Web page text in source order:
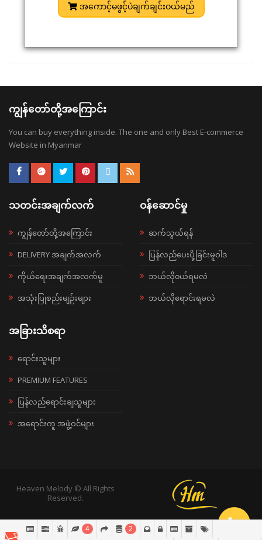
အကောင့်မဖွင့်ပဲချက်ချင်းဝယ်မည်
ကျွန်တော်တို့အကြောင်း
You can buy everything inside. The one and only Best E-commerce
Website in Myanmar
သတင်းအချက်လက်
ကျွန်တော်တို့အကြောင်း
DELIVERY အချက်အလက်
ကိုယ်ရေးအချက်အလက်မူ
အသုံးပြုစည်းမျဉ်းများ
ဝန်ဆောင်မှု
ဆက်သွယ်ရန်
ပြန်လည်ပေးပို့ခြင်းမူဝါဒ
ဘယ်လို၀ယ်ရမလဲ
ဘယ်လိုရောင်းရမလဲ
အခြားသိစရာ
ရောင်းသူများ
PREMIUM FEATURES
ပြန်လည်ရောင်းချသူများ
အရောင်းကူ အဖွဲ့ဝင်များ
Heaven Melody © All Rights
Reserved.
4 2